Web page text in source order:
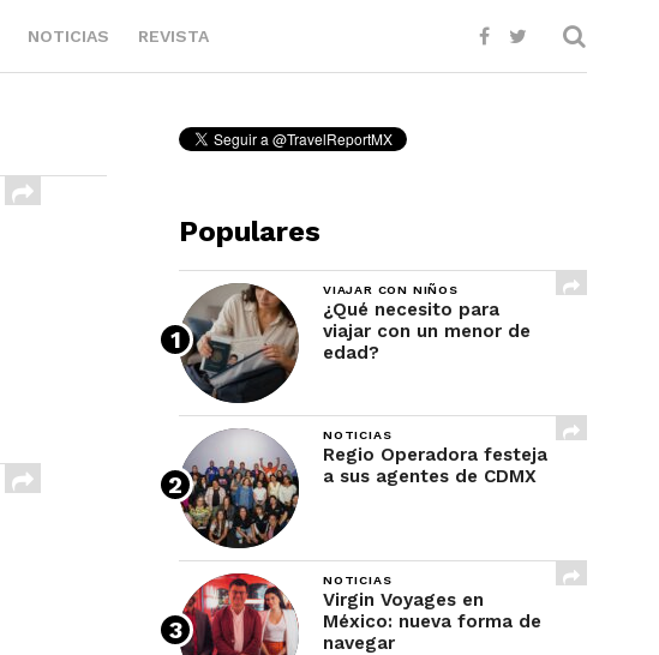
NOTICIAS REVISTA
Populares
VIAJAR CON NIÑOS
¿Qué necesito para
viajar con un menor de
edad?
NOTICIAS
Regio Operadora festeja
a sus agentes de CDMX
NOTICIAS
Virgin Voyages en
México: nueva forma de
navegar